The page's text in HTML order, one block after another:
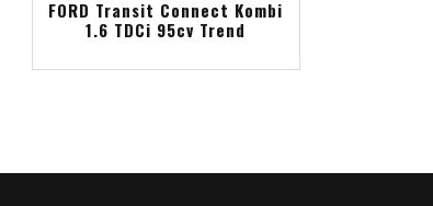
FORD Transit Connect Kombi
1.6 TDCi 95cv Trend